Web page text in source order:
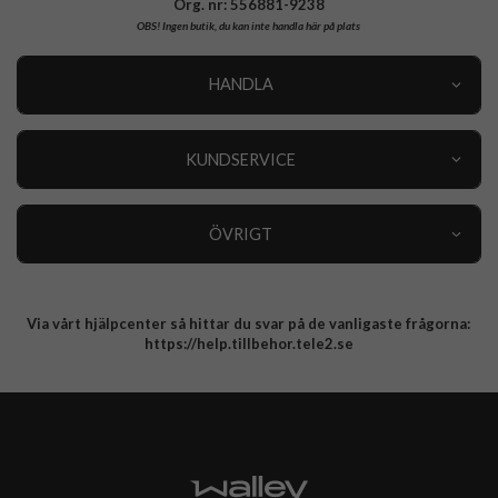
Org. nr: 556881-9238
OBS!Ingen butik, du kan inte handla här på plats
HANDLA
KUNDSERVICE
ÖVRIGT
Integritetspolicy
Via vårt hjälpcenter så hittar du svar på de vanligaste frågorna:
https://help.tillbehor.tele2.se